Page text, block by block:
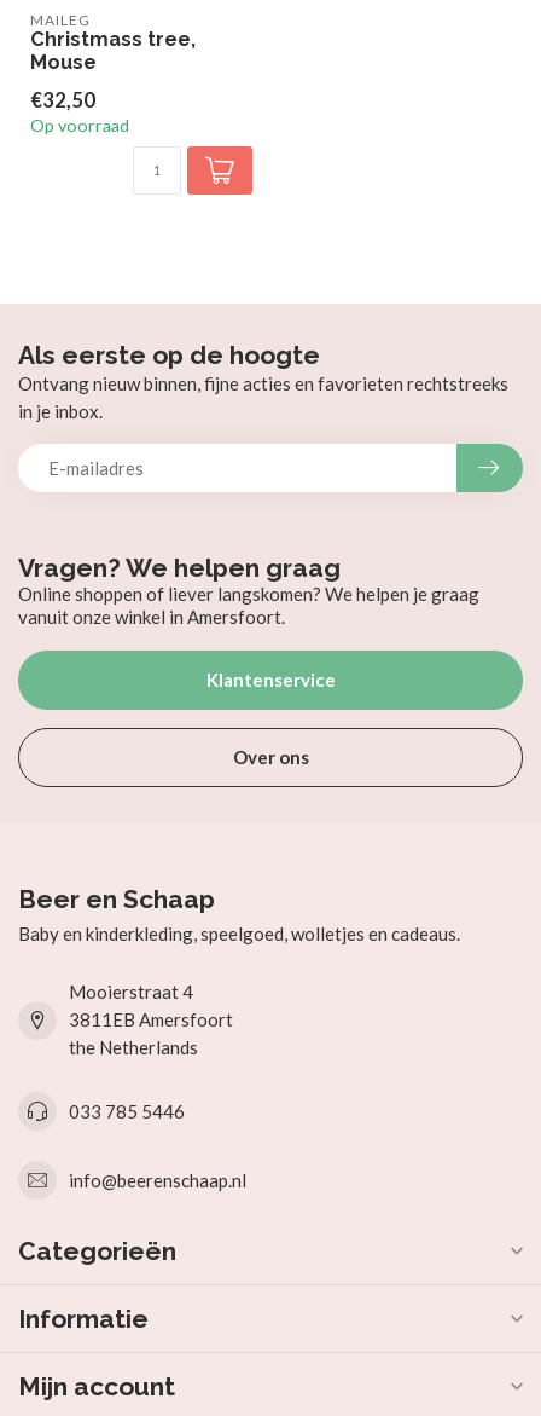
MAILEG
Christmass tree,
Mouse
€32,50
Op voorraad
Vragen? We helpen graag
Online shoppen of liever langskomen? We helpen je graag
vanuit onze winkel in Amersfoort.
Klantenservice
Over ons
Als eerste op de hoogte
Ontvang nieuw binnen, fijne acties en favorieten rechtstreeks
in je inbox.
Beer en Schaap
Baby en kinderkleding, speelgoed, wolletjes en cadeaus.
Mooierstraat 4
3811EB Amersfoort
the Netherlands
033 785 5446
info@beerenschaap.nl
Categorieën
Informatie
Mijn account